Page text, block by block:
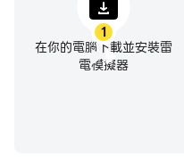
1
在你的電腦下載並安裝雷
電模擬器